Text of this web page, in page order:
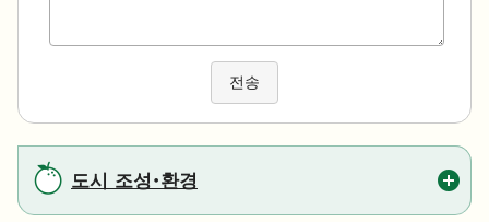
전송
도시 조성・환경